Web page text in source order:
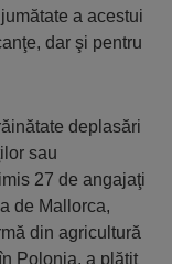
a acestui
dar şi pentru
deplasări
sau
27 de angajaţi
de Mallorca,
din agricultură
Polonia, a plătit